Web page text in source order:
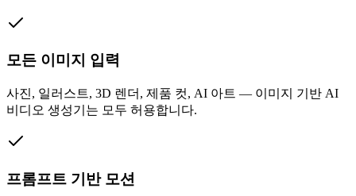
모든 이미지 입력
사진, 일러스트, 3D 렌더, 제품 컷, AI 아트 — 이미지 기반 AI
비디오 생성기는 모두 허용합니다.
프롬프트 기반 모션